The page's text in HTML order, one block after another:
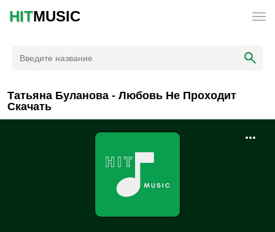
HITMUSIC
Татьяна Буланова - Любовь Не Проходит
Скачать